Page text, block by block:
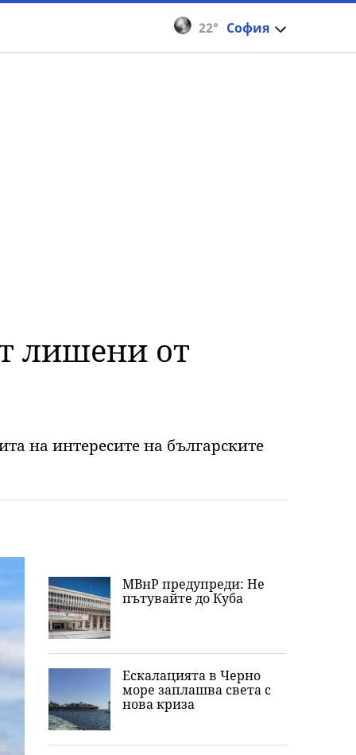
22° София
лишени от
на интересите на българските
МВнР предупреди: Не
пътувайте до Куба
Ескалацията в Черно
море заплашва света с
нова криза